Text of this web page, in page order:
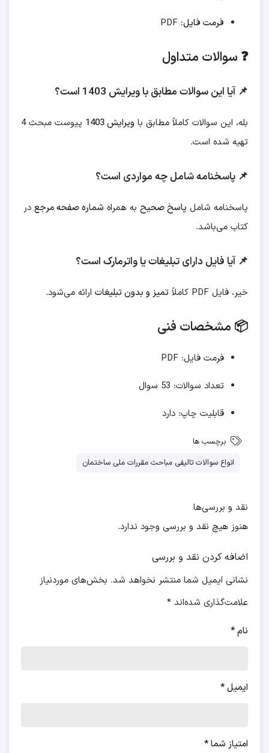
فرمت فایل:
❓ سوالات متداول
📌 آیا این سوالات مطابق با ویرایش 1403 است؟
بله، این سوالات کاملاً مطابق با ویرایش 1403
پیوست مبحث 4
تهیه شده است.
📌 پاسخنامه شامل چه مواردی است؟
پاسخنامه شامل پاسخ صحیح به همراه شماره صفحه مرجع در
کتاب می‌باشد.
📌 آیا فایل دارای تبلیغات یا واترمارک است؟
خیر، فایل PDF کاملاً تمیز و بدون تبلیغات ارائه می‌شود.
📦 مشخصات فنی
فرمت فایل: PDF
تعداد سوالات: 53 سوال
قابلیت چاپ: دارد
برچسب ها
انواع سوالات تالیفی مباحث مقررات ملی ساختمان
نقد و بررسی‌ها
هنوز هیچ نقد و بررسی وجود ندارد.
اضافه کردن نقد و بررسی
نشانی ایمیل شما منتشر نخواهد شد. بخش‌های موردنیاز
علامت‌گذاری شده‌اند *
نام*
ایمیل*
امتیاز شما*